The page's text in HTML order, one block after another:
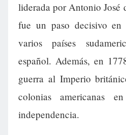
liderada por Antonio José
fue un paso decisivo en
varios países
español. Además, en
guerra al Imperio
colonias americanas
independencia.